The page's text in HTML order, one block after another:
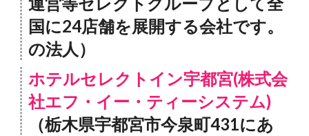
国に24店舗を展開する会社です。
の法人）
ホテルセレクトイン宇都宮(株式会
社エフ・イー・ティーシステム)
（栃木県宇都宮市今泉町431にあ